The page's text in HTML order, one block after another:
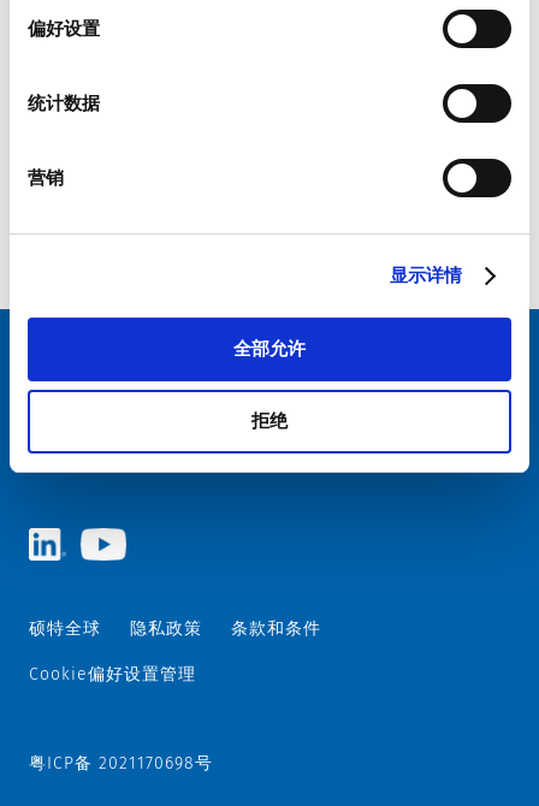
偏好设置
统计数据
营销
显示详情
全部允许
拒绝
应用领域
适用于电动汽车充电线缆与插头、车辆辅助照
车充电系统等高要求应用的理想选择。提供标准
选择您的 SCHURTER 网站和语言
硕特全球 隐私政策 条款和条件
Cookie偏好设置管理
粤ICP备 2021170698号